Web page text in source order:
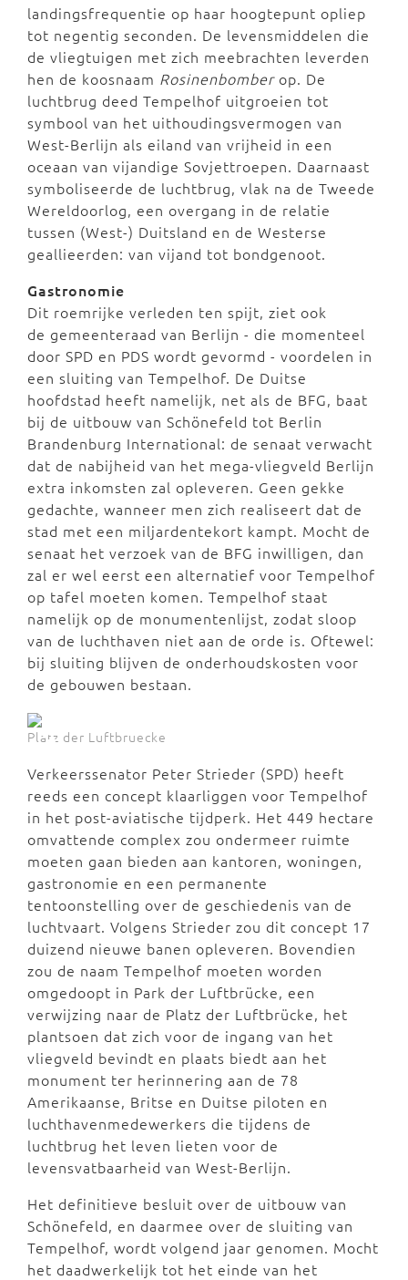
landingsfrequentie op haar hoogtepunt opliep
tot negentig seconden. De levensmiddelen die
de vliegtuigen met zich meebrachten leverden
hen de koosnaam Rosinenbomberop. De
luchtbrug deed Tempelhof uitgroeien tot
symbool van het uithoudingsvermogen van
West-Berlijn als eiland van vrijheid in een
oceaan van vijandige Sovjettroepen. Daarnaast
symboliseerde de luchtbrug, vlak na de Tweede
Wereldoorlog, een overgang in de relatie
tussen (West-) Duitsland en de Westerse
geallieerden: van vijand tot bondgenoot.
Gastronomie
Dit roemrijke verleden ten spijt, ziet ook
de gemeenteraad van Berlijn - die momenteel
door SPD en PDS wordt gevormd - voordelen in
een sluiting van Tempelhof. De Duitse
hoofdstad heeft namelijk, net als de BFG, baat
bij de uitbouw van Schönefeld tot Berlin
Brandenburg International: de senaat verwacht
dat de nabijheid van het mega-vliegveld Berlijn
extra inkomsten zal opleveren. Geen gekke
gedachte, wanneer men zich realiseert dat de
stad met een miljardentekort kampt. Mocht de
senaat het verzoek van de BFG inwilligen, dan
zal er wel eerst een alternatief voor Tempelhof
op tafel moeten komen. Tempelhof staat
namelijk op de monumentenlijst, zodat sloop
van de luchthaven niet aan de orde is. Oftewel:
bij sluiting blijven de onderhoudskosten voor
de gebouwen bestaan.
Platz der Luftbruecke
Verkeerssenator Peter Strieder (SPD) heeft
reeds een concept klaarliggen voor Tempelhof
in het post-aviatische tijdperk. Het 449 hectare
omvattende complex zou ondermeer ruimte
moeten gaan bieden aan kantoren, woningen,
gastronomie en een permanente
tentoonstelling over de geschiedenis van de
luchtvaart. Volgens Strieder zou dit concept 17
duizend nieuwe banen opleveren. Bovendien
zou de naam Tempelhof moeten worden
omgedoopt in Park der Luftbrücke, een
verwijzing naar de Platz der Luftbrücke, het
plantsoen dat zich voor de ingang van het
vliegveld bevindt en plaats biedt aan het
monument ter herinnering aan de 78
Amerikaanse, Britse en Duitse piloten en
luchthavenmedewerkers die tijdens de
luchtbrug het leven lieten voor de
levensvatbaarheid van West-Berlijn.
Het definitieve besluit over de uitbouw van
Schönefeld, en daarmee over de sluiting van
Tempelhof, wordt volgend jaar genomen. Mocht
het daadwerkelijk tot het einde van het